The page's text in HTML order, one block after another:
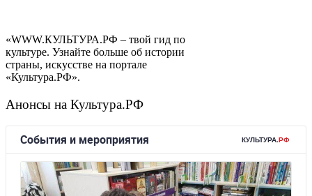
«WWW.КУЛЬТУРА.РФ – твой гид по
культуре. Узнайте больше об истории
страны, искусстве на портале
«Культура.РФ».
Анонсы на Культура.РФ